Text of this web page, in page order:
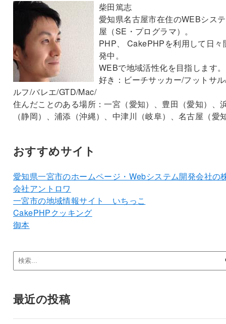
柴田篤志
愛知県名古屋市在住のWEBシス
屋（SE・プログラマ）。
PHP、 CakePHPを利用して日々
発中。
WEBで地域活性化を目指します。
好き：ビーチサッカー/フットサ
ルフ/バレエ/GTD/Mac/
住んだことのある場所：一宮（愛知）、豊田（愛知）、
（静岡）、浦添（沖縄）、中津川（岐阜）、名古屋（愛
おすすめサイト
愛知県一宮市のホームページ・Webシステム開発会社の
会社アントロワ
一宮市の地域情報サイト いちっこ
CakePHPクッキング
御本
最近の投稿